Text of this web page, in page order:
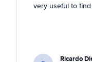
very useful to
Ricardo